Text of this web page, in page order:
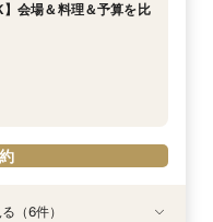
】会場＆料理＆予算を比
（6件）